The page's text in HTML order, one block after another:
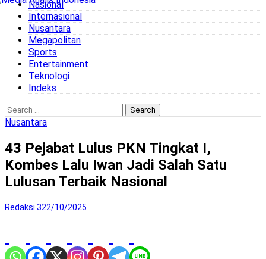
content
Nasional
Internasional
Nusantara
Megapolitan
Sports
Entertainment
Teknologi
Indeks
Search
for:
Nusantara
43 Pejabat Lulus PKN Tingkat I,
Kombes Lalu Iwan Jadi Salah Satu
Lulusan Terbaik Nasional
Redaksi 322/10/2025